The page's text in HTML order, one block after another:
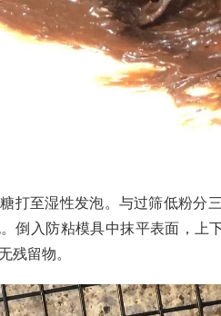
打至湿性发泡。与过筛低粉分
倒入防粘模具中抹平表面，上
残留物。